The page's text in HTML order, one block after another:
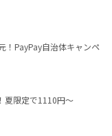
！PayPay自治体キャンペ
夏限定で1110円～